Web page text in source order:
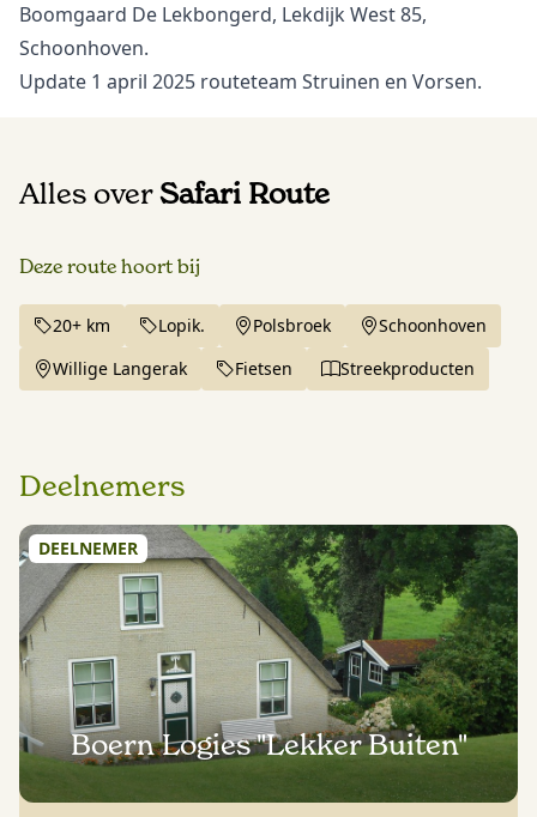
Boomgaard De Lekbongerd, Lekdijk West 85,
Schoonhoven.
Update 1 april 2025 routeteam Struinen en Vorsen.
Alles overSafari Route
Deze route hoort bij
20+ km Lopik. Polsbroek
Schoonhoven
Willige Langerak
Fietsen Streekproducten
Deelnemers
DEELNEMER
Boern Logies "Lekker Buiten"